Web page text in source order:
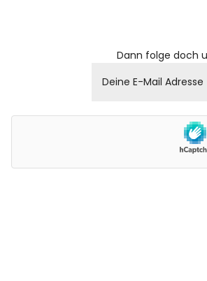
Dann folge doch